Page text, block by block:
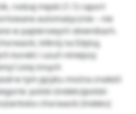
rodzaj męski (1.1) raport
automatycznie – nie
w papierowych słownikach.
kliknij na Edytuj,
korekt i usuń niniejszy
Listę innych
w tym języku można znaleźć
polski (indeks)polski
chorwacki (indeks)